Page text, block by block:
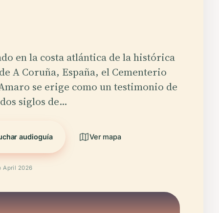
en la costa atlántica de la histórica
A Coruña, España, el Cementerio
se erige como un testimonio de
siglos de…
audioguía Ver mapa
April 2026